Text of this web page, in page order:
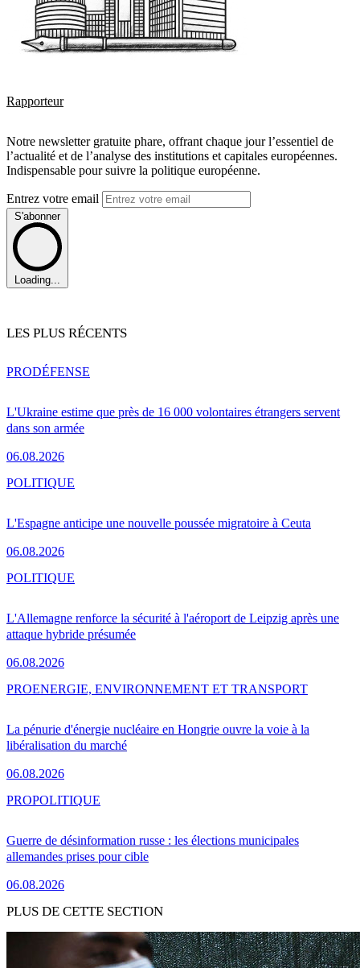
Rapporteur
Notre newsletter gratuite phare, offrant chaque jour l’essentiel de
l’actualité et de l’analyse des institutions et capitales européennes.
Indispensable pour suivre la politique européenne.
Entrez votre email
S'abonner
Loading...
LES PLUS RÉCENTS
L'Ukraine estime que près de 16 000 volontaires étrangers servent
dans son armée
06.08.2026
PRODÉFENSE
L'Espagne anticipe une nouvelle poussée migratoire à Ceuta
06.08.2026
POLITIQUE
L'Allemagne renforce la sécurité à l'aéroport de Leipzig après une
attaque hybride présumée
06.08.2026
POLITIQUE
La pénurie d'énergie nucléaire en Hongrie ouvre la voie à la
libéralisation du marché
06.08.2026
PROENERGIE, ENVIRONNEMENT ET TRANSPORT
Guerre de désinformation russe : les élections municipales
allemandes prises pour cible
06.08.2026
PROPOLITIQUE
PLUS DE CETTE SECTION